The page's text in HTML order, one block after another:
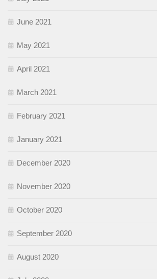
June 2021
May 2021
April 2021
March 2021
February 2021
January 2021
December 2020
November 2020
October 2020
September 2020
August 2020